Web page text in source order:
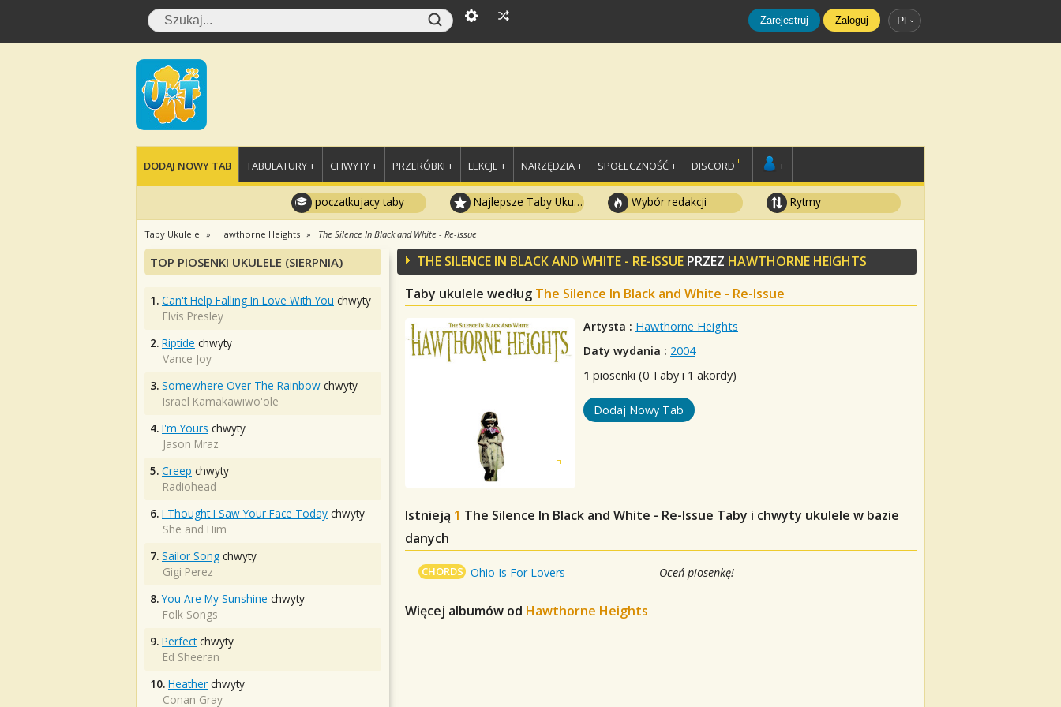
Zarejestruj Zaloguj Pl
DODAJ NOWY TAB TABULATURY + CHWYTY + PRZERÓBKI + LEKCJE + NARZĘDZIA + SPOŁECZNOŚĆ + DISCORD +
poczatkujacy taby Najlepsze Taby Ukulele Wybór redakcji Rytmy
Taby Ukulele Hawthorne Heights The Silence In Black and White - Re-Issue
THE SILENCE IN BLACK AND WHITE - RE-ISSUE PRZEZ HAWTHORNE HEIGHTS
Taby ukulele według The Silence In Black and White - Re-Issue
Artysta : Hawthorne Heights
Daty wydania : 2004
1 piosenki (0 Taby i 1 akordy)
Dodaj Nowy Tab
Istnieją 1 The Silence In Black and White - Re-Issue Taby i chwyty ukulele w bazie
danych
CHORDS Ohio Is For Lovers Oceń piosenkę!
Więcej albumów od Hawthorne Heights
TOP PIOSENKI UKULELE (SIERPNIA)
1. Can't Help Falling In Love With You chwyty
Elvis Presley
2. Riptide chwyty
Vance Joy
3. Somewhere Over The Rainbow chwyty
Israel Kamakawiwo'ole
4. I'm Yours chwyty
Jason Mraz
5. Creep chwyty
Radiohead
6. I Thought I Saw Your Face Today chwyty
She and Him
7. Sailor Song chwyty
Gigi Perez
8. You Are My Sunshine chwyty
Folk Songs
9. Perfectchwyty
Ed Sheeran
10. Heather chwyty
Conan Gray